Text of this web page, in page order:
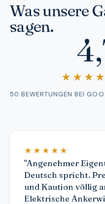
Was unsere
sagen.
50 BEWERTUNGEN BEI
★★★★★
"Angenehmer
Deutsch spricht.
und Kaution völlig
Elektrische